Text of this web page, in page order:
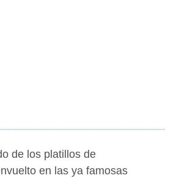
de los platillos de
en las ya famosas